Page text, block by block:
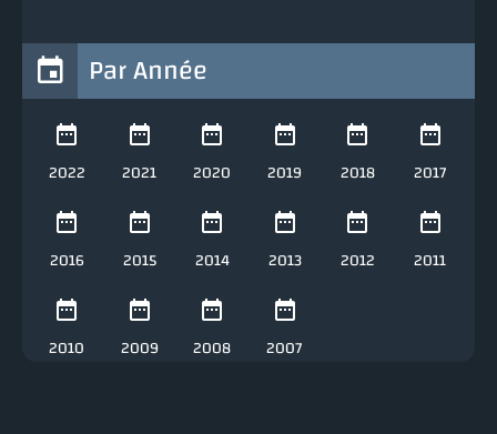
Par Année
2022 2021 2020 2019 2018 2017
2016 2015 2014 2013 2012 2011
2010 2009 2008 2007